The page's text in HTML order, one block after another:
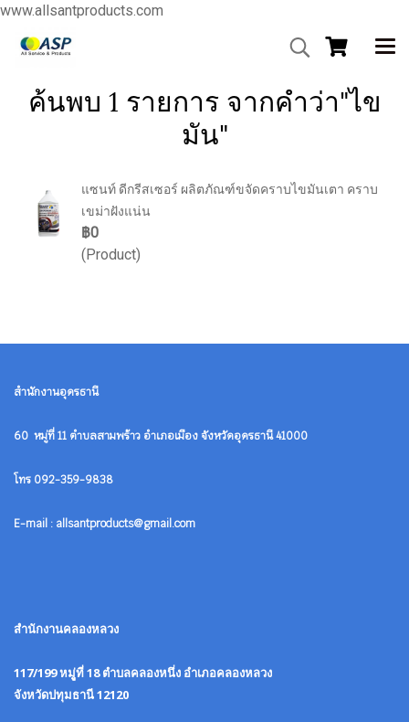
www.allsantproducts.com
ค้นพบ 1 รายการ จากคำว่า"ไข
มัน"
แซนท์ ดีกรีสเซอร์ ผลิตภัณฑ์ขจัดคราบไขมันเตา คราบ
เขม่าฝังแน่น
฿0
(Product)
สำนักงานอุดรธานี
60 หมู่ที่ 11 ตำบลสามพร้าว อำเภอเมือง จังหวัดอุดรธานี 41000
โทร 092-359-9838
E-mail : allsantproducts@gmail.com
สำนักงานคลองหลวง
117/199 หมูู่ที่ 18 ตำบลคลองหนึ่ง อำเภอคลองหลวง
จังหวัดปทุมธานี 12120